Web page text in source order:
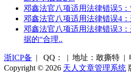
邓鑫法官八项适用法律错误5
邓鑫法官八项适用法律错误4
邓鑫法官八项适用法律错误3
据的“合理..
浙ICP备 | QQ： | 地址：敢撕特 |
Copyright © 2026 天人文章管理系统